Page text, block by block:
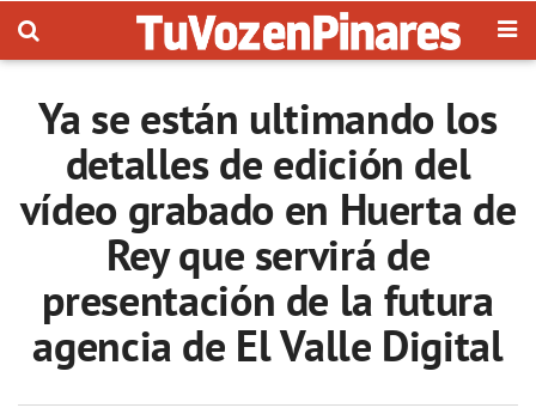
Ya se están ultimando los
detalles de edición del
vídeo grabado en Huerta de
Rey que servirá de
presentación de la futura
agencia de El Valle Digital